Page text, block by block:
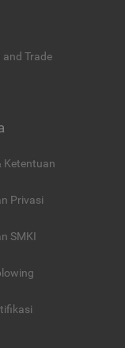
Trade
Ketentuan
Privasi
SMKI